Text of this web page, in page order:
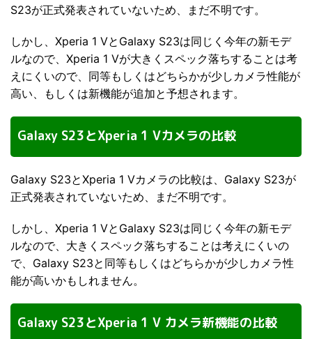
S23が正式発表されていないため、まだ不明です。
しかし、Xperia 1 VとGalaxy S23は同じく今年の新モデ
ルなので、Xperia 1 Vが大きくスペック落ちすることは考
えにくいので、同等もしくはどちらかが少しカメラ性能が
高い、もしくは新機能が追加と予想されます。
Galaxy S23とXperia 1 Vカメラの比較
Galaxy S23とXperia 1 Vカメラの比較は、Galaxy S23が
正式発表されていないため、まだ不明です。
しかし、Xperia 1 VとGalaxy S23は同じく今年の新モデ
ルなので、大きくスペック落ちすることは考えにくいの
で、Galaxy S23と同等もしくはどちらかが少しカメラ性
能が高いかもしれません。
Galaxy S23とXperia 1 V カメラ新機能の比較